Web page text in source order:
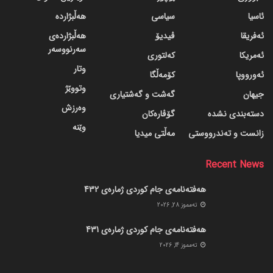
ئاسیا
ئەفریقا
ئەمریکا
ئەورووپا
جیهان
دسته‌بندی نشده
زانست و تەندرووستی
سیاسی
ڤیدیۆ
کەلتوری
کۆمەڵگا
گه‌شت و گه‌شتیاری
گۆڤاره‌کان
مەڵتی میدیا
هەڵبژاردە
هەڵبژاردەی
سەرنووسەر
وتار
وتووێژ
وەرزش
وێنە
Recent News
هەفتەنامەی جام کوردی ژمارەی 432
ته‌مموز 28, 2026
هەفتەنامەی جام کوردی ژمارەی 431
ته‌مموز 14, 2026